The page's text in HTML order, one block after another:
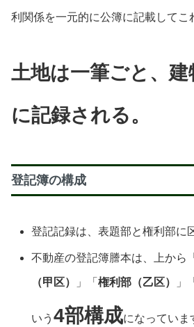
利関係を一元的に公簿に記載してこ
土地は一筆ごと、建
に記録される。
登記簿の構成
登記記録は、表題部と権利部に
不動産の登記簿謄本は、上から
（甲区） 」「権利部（乙区） 」
いう4部構成になっていま